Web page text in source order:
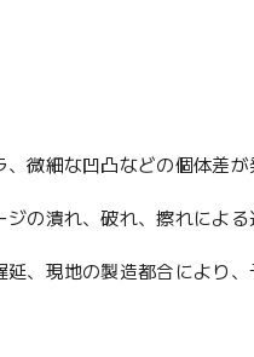
微細な凹凸などの個体差
の潰れ、破れ、擦れによ
、現地の製造都合により